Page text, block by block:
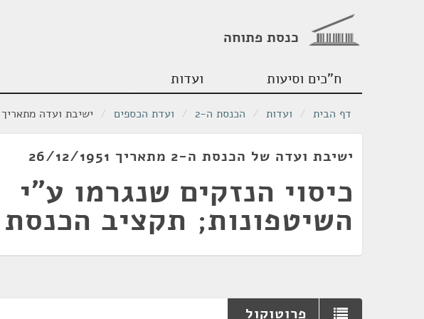
כנסת פתוחה
ח"כים וסיעות ועדות
דף הבית / ועדות / הכנסת ה-2 / ועדת הכספים / ישיבת ועדה מתאריך 26/12/1951
ישיבת ועדה של הכנסת ה-2 מתאריך 26/12/1951
כיסוי הנזקים שנגרמו ע"י
השיטפונות; תקציב הכנסת
פרוטוקול